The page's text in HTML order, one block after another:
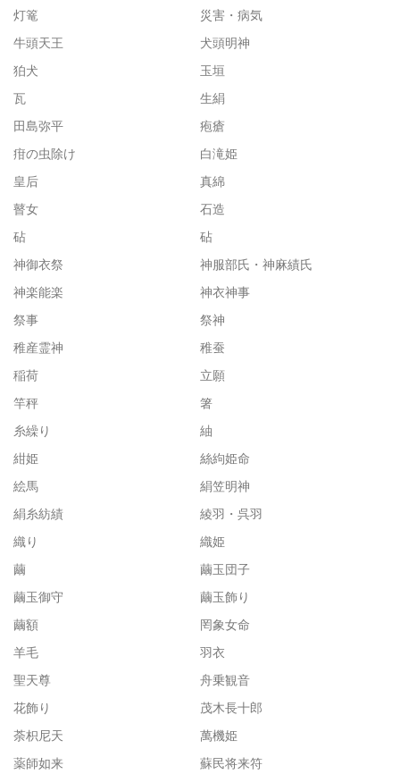
灯篭
災害・病気
牛頭天王
犬頭明神
狛犬
玉垣
瓦
生絹
田島弥平
疱瘡
疳の虫除け
白滝姫
皇后
真綿
瞽女
石造
砧
砧
神御衣祭
神服部氏・神麻績氏
神楽能楽
神衣神事
祭事
祭神
稚産霊神
稚蚕
稲荷
立願
竿秤
箸
糸繰り
紬
紺姫
絲絇姫命
絵馬
絹笠明神
絹糸紡績
綾羽・呉羽
織り
織姫
繭
繭玉団子
繭玉御守
繭玉飾り
繭額
罔象女命
羊毛
羽衣
聖天尊
舟乗観音
花飾り
茂木長十郎
荼枳尼天
萬機姫
薬師如来
蘇民将来符